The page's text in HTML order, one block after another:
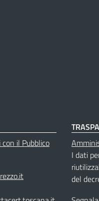
il Pubblico
I dati
del